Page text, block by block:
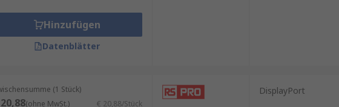
verwendet.
Produkten, was Thunderbolt miteinschließt
Hinzufügen
Datenblätter
(1 Stück)
(ohne MwSt.) € 20,88/Stück
DisplayPort